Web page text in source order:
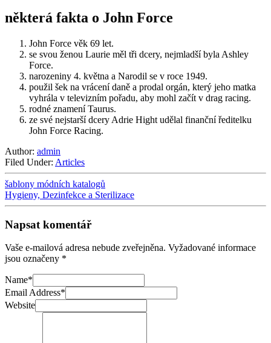
některá fakta o John Force
John Force věk 69 let.
se svou ženou Laurie měl tři dcery, nejmladší byla Ashley
Force.
narozeniny 4. května a Narodil se v roce 1949.
použil šek na vrácení daně a prodal orgán, který jeho matka
vyhrála v televizním pořadu, aby mohl začít v drag racing.
rodné znamení Taurus.
ze své nejstarší dcery Adrie Hight udělal finanční ředitelku
John Force Racing.
Author: admin
Filed Under: Articles
šablony módních katalogů
Hygieny, Dezinfekce a Sterilizace
Napsat komentář
Vaše e-mailová adresa nebude zveřejněna. Vyžadované informace
jsou označeny *
Name*
Email Address*
Website